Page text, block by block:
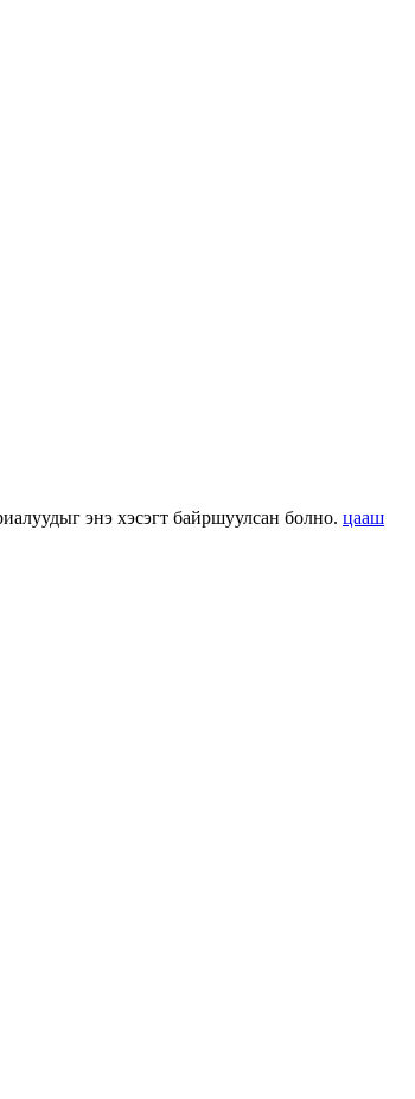
энэ хэсэгт байршуулсан болно. цааш